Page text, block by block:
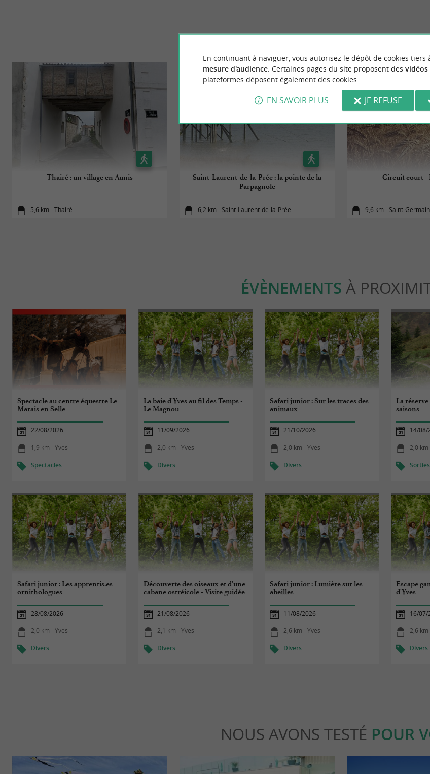
VOUS AIMEREZAUSSI
Thairé : un village en Aunis
5,6 km - Thairé
Saint-Laurent-de-la-Prée : la pointe de la
Parpagnole
6,2 km - Saint-Laurent-de-la-Prée
Circuit court -
9,6 km - Saint-
ÉVÈNEMENTS À
Spectacle au centre équestre Le
Marais en Selle
22/08/2026
1,9 km - Yves
Spectacles
La baie d'Yves au fil des Temps -
Le Magnou
11/09/2026
2,0 km - Yves
Divers
Safari junior : Sur les traces des
animaux
21/10/2026
2,0 km - Yves
Divers
La
saisons
14/08/
2,0 km
Safari junior : Les apprentis.es
ornithologues
28/08/2026
2,0 km - Yves
Divers
Découverte des oiseaux et d'une
cabane ostréicole - Visite guidée
21/08/2026
2,1 km - Yves
Divers
Safari junior : Lumière sur les
abeilles
11/08/2026
2,6 km - Yves
Divers
Escape
d'Yves
16/07/
2,6 km
Divers
NOUS AVONS TESTÉ POUR
En continuant à naviguer, vous autorisez le dépôt de cookies tiers
mesure d'audience. Certaines pages du site proposent des vidéos
plateformes déposent également des cookies.
EN SAVOIR PLUS JE REFUSE